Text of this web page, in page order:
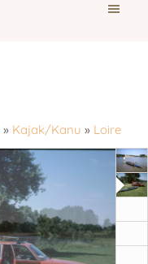
» Kajak/Kanu » Loire